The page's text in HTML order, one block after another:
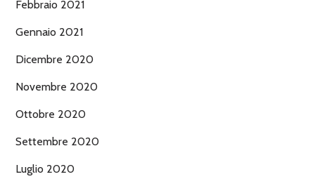
Febbraio 2021
Gennaio 2021
Dicembre 2020
Novembre 2020
Ottobre 2020
Settembre 2020
Luglio 2020